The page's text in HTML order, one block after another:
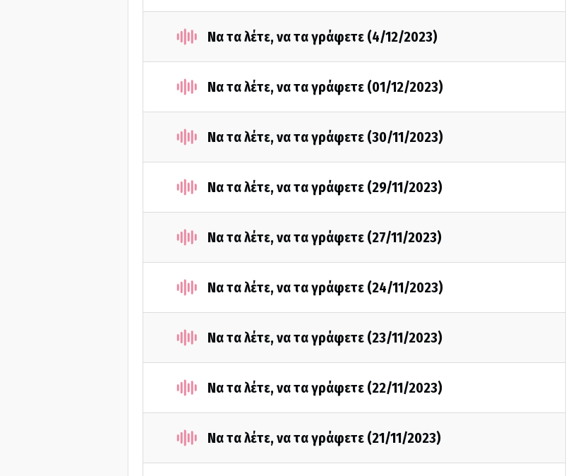
Να τα λέτε, να τα γράφετε (4/12/2023)
Να τα λέτε, να τα γράφετε (01/12/2023)
Να τα λέτε, να τα γράφετε (30/11/2023)
Να τα λέτε, να τα γράφετε (29/11/2023)
Να τα λέτε, να τα γράφετε (27/11/2023)
Να τα λέτε, να τα γράφετε (24/11/2023)
Να τα λέτε, να τα γράφετε (23/11/2023)
Να τα λέτε, να τα γράφετε (22/11/2023)
Να τα λέτε, να τα γράφετε (21/11/2023)